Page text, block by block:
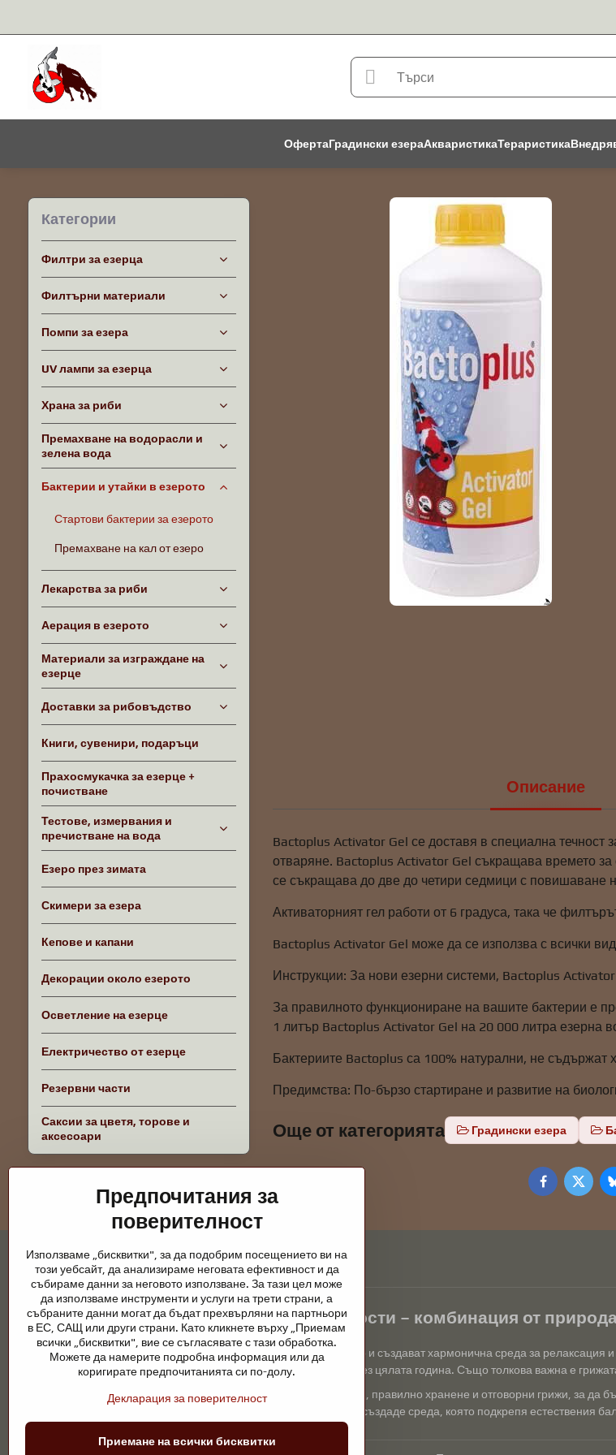
ОфертаГрадински езераАкваристикаТераристика
Описание
Bactoplus Activator Gel се доставя в специална течност
отваряне. Bactoplus Activator Gel съкращава времето
се съкращава до две до четири седмици с повишаване
Активаторният гел работи от 6 градуса, така че
Bactoplus Activator Gel може да се използва с всички
Инструкции: За нови езерни системи, Bactoplus
За правилното функциониране на вашите бактерии е
1 литър Bactoplus Activator Gel на 20 000 литра езерна
Бактериите Bactoplus са 100% натурални, не съдържат
Предимства: По-бързо стартиране и развитие на
Още от категорията Градински езера
Facebook
Категории
Филтри за езерца
Филтърни материали
Помпи за езера
UV лампи за езерца
Храна за риби
Премахване на водорасли и
зелена вода
Бактерии и утайки в езерото
Стартови бактерии за езерото
Премахване на кал от езеро
Лекарства за риби
Аерация в езерото
Материали за изграждане на
езерце
Доставки за рибовъдство
Книги, сувенири, подаръци
Прахосмукачка за езерце +
почистване
Тестове, измервания и
пречистване на вода
Езеро през зимата
Скимери за езера
Кепове и капани
Декорации около езерото
Осветление на езерце
Електричество от езерце
Резервни части
Саксии за цветя, торове и
аксесоари
Градински езера и конски принадлежности – комбинация от
Градинските езера са красиво допълнение към всеки екстериор и създават хармонична среда за
поддръжка са ключови за чиста вода и здравословно езерце през цялата година. Също толкова важна е
Конете се нуждаят от висококачествени конски принадлежности, правилно хранене и отговорни грижи, за
ездачи, развъдчици или любители на природата, целта е да се създаде среда, която подкрепя естествения
Предпочитания за
поверителност
Използваме „бисквитки", за да подобрим посещението ви на
този уебсайт, да анализираме неговата ефективност и да
събираме данни за неговото използване. За тази цел може
да използваме инструменти и услуги на трети страни, а
събраните данни могат да бъдат прехвърляни на партньори
в ЕС, САЩ или други страни. Като кликнете върху „Приемам
всички „бисквитки", вие се съгласявате с тази обработка.
Можете да намерите подробна информация или да
коригирате предпочитанията си по-долу.
Декларация за поверителност
Приемане на всички бисквитки